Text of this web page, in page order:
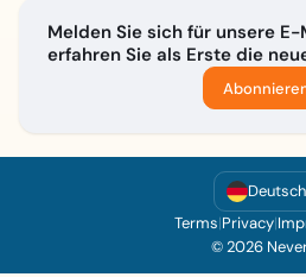
Melden Sie sich für unsere
erfahren Sie als Erste die
Deutsch
Terms|Privacy|
© 2026